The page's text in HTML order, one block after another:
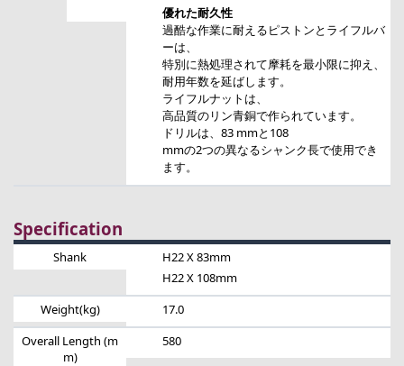
優れた耐久性
過酷な作業に耐えるピストンとライフルバ
ーは、
特別に熱処理されて摩耗を最小限に抑え、
耐用年数を延ばします。
ライフルナットは、
高品質のリン青銅で作られています。
ドリルは、83 mmと108
mmの2つの異なるシャンク長で使用でき
ます。
Specification
Shank
H22 X 83mm
H22 X 108mm
Weight(kg)
17.0
Overall Length (m
m)
580